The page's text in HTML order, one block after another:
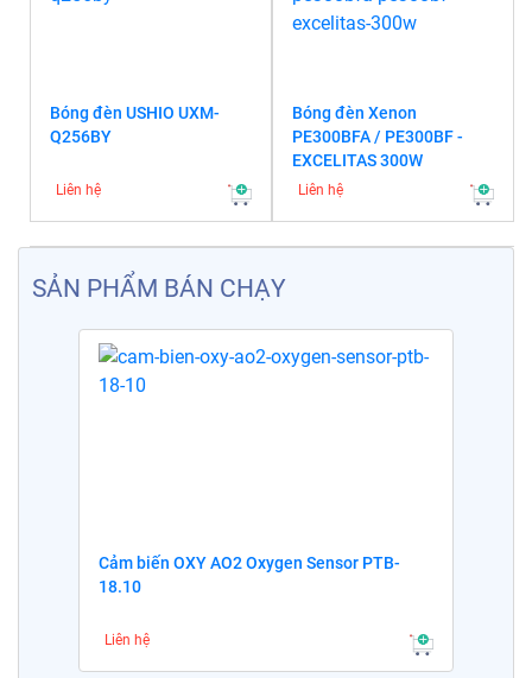
Bóng đèn USHIO UXM-
Q256BY
Liên hệ
Bóng đèn Xenon
PE300BFA / PE300BF -
EXCELITAS 300W
Liên hệ
SẢN PHẨM BÁN CHẠY
Cảm biến OXY AO2 Oxygen Sensor PTB-
18.10
Liên hệ